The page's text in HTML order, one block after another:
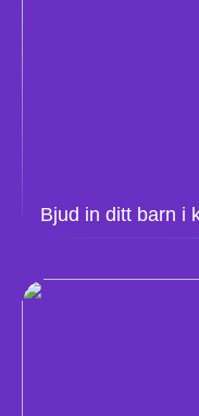
Bjud in ditt barn i